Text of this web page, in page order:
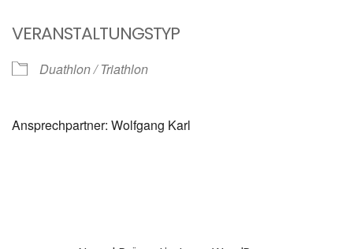
VERANSTALTUNGSTYP
Duathlon / Triathlon
Ansprechpartner: Wolfgang Karl